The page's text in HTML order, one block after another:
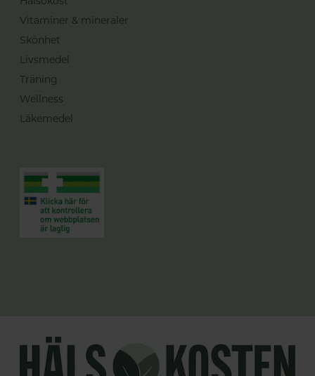
Vitaminer & mineraler
Skönhet
Livsmedel
Träning
Wellness
Läkemedel